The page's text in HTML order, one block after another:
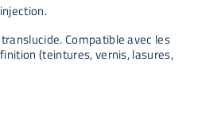
Compatible avec les
(teintures, vernis, lasures,